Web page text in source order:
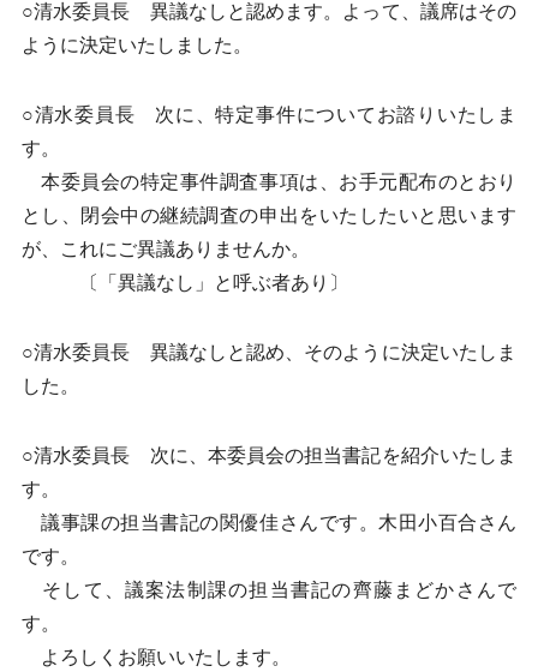
○清水委員長 異議なしと認めます。よって、議席はその
ように決定いたしました。
○清水委員長 次に、特定事件についてお諮りいたしま
す。
本委員会の特定事件調査事項は、お手元配布のとおり
とし、閉会中の継続調査の申出をいたしたいと思います
が、これにご異議ありませんか。
〔「異議なし」と呼ぶ者あり〕
○清水委員長 異議なしと認め、そのように決定いたしま
した。
○清水委員長 次に、本委員会の担当書記を紹介いたしま
す。
議事課の担当書記の関優佳さんです。木田小百合さん
です。
そして、議案法制課の担当書記の齊藤まどかさんで
す。
よろしくお願いいたします。